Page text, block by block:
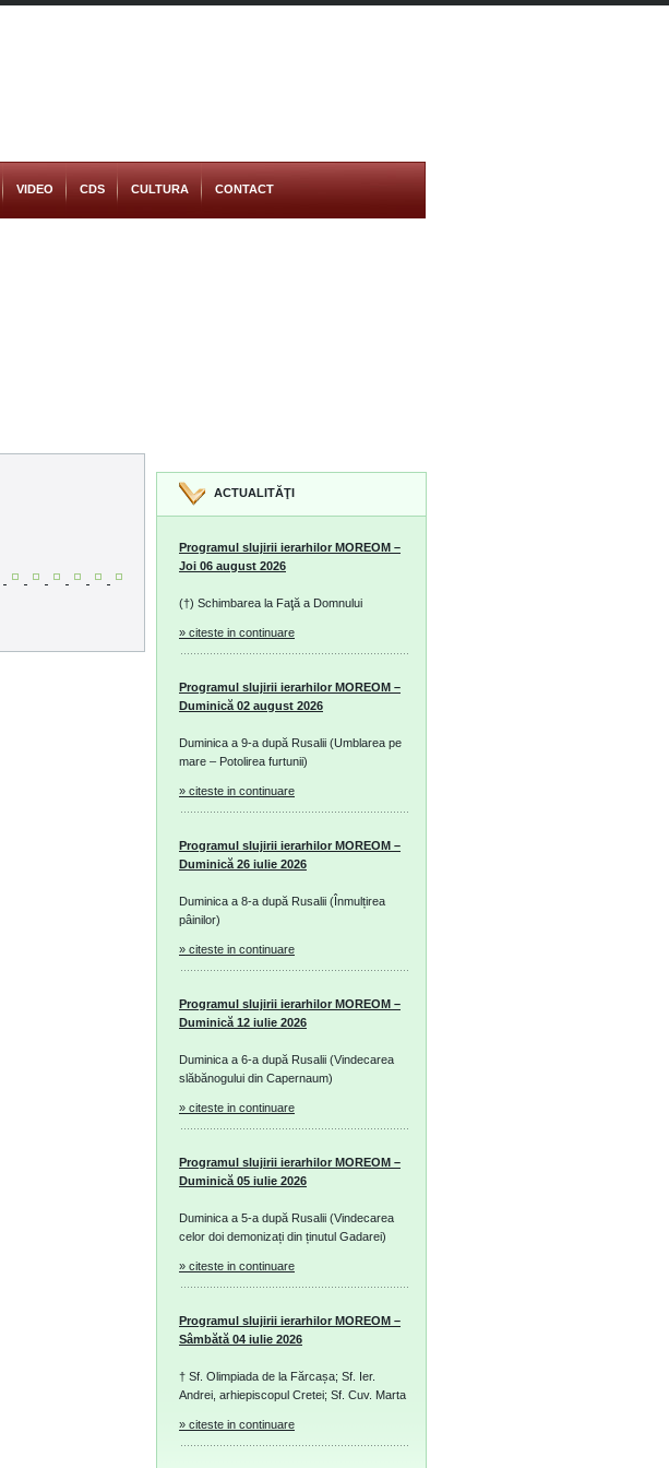
VIDEO CDS CULTURA CONTACT
ACTUALITĂŢI
Programul slujirii ierarhilor MOREOM –
Joi 06 august 2026
(†) Schimbarea la Faţă a Domnului
» citeste in continuare
Programul slujirii ierarhilor MOREOM –
Duminică 02 august 2026
Duminica a 9-a după Rusalii (Umblarea pe
mare – Potolirea furtunii)
» citeste in continuare
Programul slujirii ierarhilor MOREOM –
Duminică 26 iulie 2026
Duminica a 8-a după Rusalii (Înmulțirea
pâinilor)
» citeste in continuare
Programul slujirii ierarhilor MOREOM –
Duminică 12 iulie 2026
Duminica a 6-a după Rusalii (Vindecarea
slăbănogului din Capernaum)
» citeste in continuare
Programul slujirii ierarhilor MOREOM –
Duminică 05 iulie 2026
Duminica a 5-a după Rusalii (Vindecarea
celor doi demonizați din ținutul Gadarei)
» citeste in continuare
Programul slujirii ierarhilor MOREOM –
Sâmbătă 04 iulie 2026
† Sf. Olimpiada de la Fărcașa; Sf. Ier.
Andrei, arhiepiscopul Cretei; Sf. Cuv. Marta
» citeste in continuare